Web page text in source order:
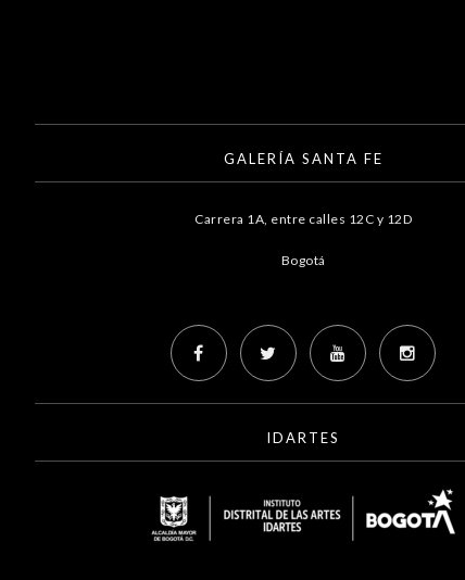
GALERÍA SANTA FE
Carrera 1A, entre calles 12C y 12D
Bogotá
IDARTES